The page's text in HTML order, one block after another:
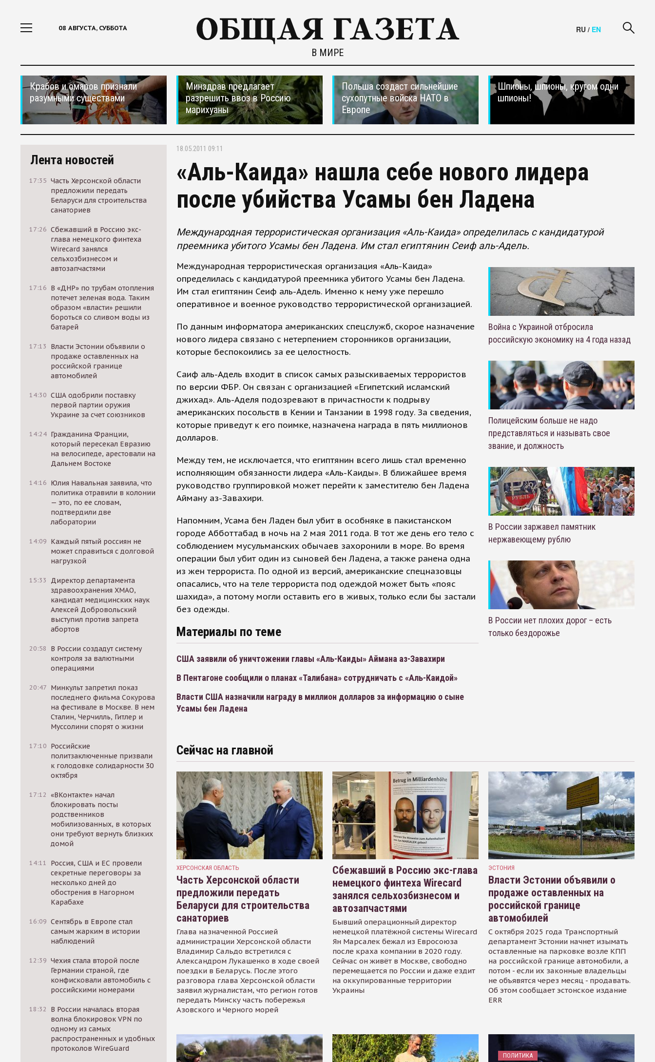
08 АВГУСТА, СУББОТА
В МИРЕ
RU / EN
Крабов и омаров признали
разумными существами
Минздрав предлагает
разрешить ввоз в Россию
марихуаны
Польша создаст сильнейшие
сухопутные войска НАТО в
Европе
Шпионы, шпионы, кругом одни
шпионы!
Лента новостей
17:35 Часть Херсонской области
предложили передать
Беларуси для строительства
санаториев
17:26 Сбежавший в Россию экс-
глава немецкого финтеха
Wirecard занялся
сельхозбизнесом и
автозапчастями
17:16 В «ДНР» по трубам отопления
потечет зеленая вода. Таким
образом «власти» решили
бороться со сливом воды из
батарей
17:13
Власти Эстонии объявили о
продаже оставленных на
российской границе
автомобилей
14:30 США одобрили поставку
первой партии оружия
Украине за счет союзников
14:24 Гражданина Франции,
который пересекал Евразию
на велосипеде, арестовали на
Дальнем Востоке
14:16 Юлия Навальная заявила, что
политика отравили в колонии
— это, по ее словам,
подтвердили две
лаборатории
14:09 Каждый пятый россиян не
может справиться с долговой
нагрузкой
15:33
Директор департамента
здравоохранения ХМАО,
кандидат медицинских наук
Алексей Добровольский
выступил против запрета
абортов
20:58
В России создадут систему
контроля за валютными
операциями
20:47 Минкульт запретил показ
последнего фильма Сокурова
на фестивале в Москве. В нем
Сталин, Черчилль, Гитлер и
Муссолини спорят о жизни
17:10 Российские
политзаключенные призвали
к голодовке солидарности 30
октября
17:12 «ВКонтакте» начал
блокировать посты
родственников
мобилизованных, в которых
они требуют вернуть близких
домой
14:11
Россия, США и ЕС провели
секретные переговоры за
несколько дней до
обострения в Нагорном
Карабахе
16:09 Сентябрь в Европе стал
самым жарким в истории
наблюдений
12:39 Чехия стала второй после
Германии страной, где
конфисковали автомобиль с
российскими номерами
18:32
В России началась вторая
волна блокировок VPN по
одному из самых
распространенных и удобных
протоколов WireGuard
18.05.2011 09:11
«Аль-Каида» нашла себе нового лидера
после убийства Усамы бен Ладена
Международная террористическая организация «Аль-Каида» определилась с кандидатурой
преемника убитого Усамы бен Ладена. Им стал египтянин Сеиф аль-Адель.
Международная террористическая организация «Аль-Каида»
определилась с кандидатурой преемника убитого Усамы бен Ладена.
Им стал египтянин Сеиф аль-Адель. Именно к нему уже перешло
оперативное и военное руководство террористической организацией.
По данным информатора американских спецслужб, скорое назначение
нового лидера связано с нетерпением сторонников организации,
которые беспокоились за ее целостность.
Саиф аль-Адель входит в список самых разыскиваемых террористов
по версии ФБР. Он связан с организацией «Египетский исламский
джихад». Аль-Аделя подозревают в причастности к подрыву
американских посольств в Кении и Танзании в 1998 году. За сведения,
которые приведут к его поимке, назначена награда в пять миллионов
долларов.
Между тем, не исключается, что египтянин всего лишь стал временно
исполняющим обязанности лидера «Аль-Каиды». В ближайшее время
руководство группировкой может перейти к заместителю бен Ладена
Айману аз-Завахири.
Напомним, Усама бен Ладен был убит в особняке в пакистанском
городе Абботтабад в ночь на 2 мая 2011 года. В тот же день его тело с
соблюдением мусульманских обычаев захоронили в море. Во время
операции был убит один из сыновей бен Ладена, а также ранена одна
из жен террориста. По одной из версий, американские спецназовцы
опасались, что на теле террориста под одеждой может быть «пояс
шахида», а потому могли оставить его в живых, только если бы застали
без одежды.
Материалы по теме
США заявили об уничтожении главы «Аль-Каиды» Аймана аз-Завахири
В Пентагоне сообщили о планах «Талибана» сотрудничать с «Аль-Каидой»
Власти США назначили награду в миллион долларов за информацию о сыне
Усамы бен Ладена
Война с Украиной отбросила
российскую экономику на 4 года назад
Полицейским больше не надо
представляться и называть свое
звание, и должность
В России заржавел памятник
нержавеющему рублю
В России нет плохих дорог – есть
только бездорожье
Сейчас на главной
ХЕРСОНСКАЯ ОБЛАСТЬ
Часть Херсонской области
предложили передать
Беларуси для строительства
санаториев
Глава назначенной Россией
администрации Херсонской области
Владимир Сальдо встретился с
Александром Лукашенко в ходе своей
поездки в Беларусь. После этого
разговора глава Херсонской области
заявил журналистам, что регион готов
передать Минску часть побережья
Азовского и Черного морей
Сбежавший в Россию экс-глава
немецкого финтеха Wirecard
занялся сельхозбизнесом и
автозапчастями
Бывший операционный директор
немецкой платёжной системы Wirecard
Ян Марсалек бежал из Евросоюза
после краха компании в 2020 году.
Сейчас он живёт в Москве, свободно
перемещается по России и даже ездит
на оккупированные территории
Украины
ЭСТОНИЯ
Власти Эстонии объявили о
продаже оставленных на
российской границе
автомобилей
С октября 2025 года Транспортный
департамент Эстонии начнет изымать
оставленные на парковке возле КПП
на российской границе автомобили, а
потом - если их законные владельцы
не объявятся через месяц - продавать.
Об этом сообщает эстонское издание
ERR
ПОЛИТИКА